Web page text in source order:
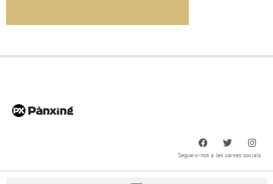
Segueix-nos a les xarxes socials